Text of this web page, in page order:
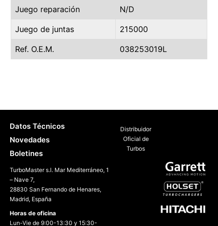
Juego reparación N/D
Juego de juntas 215000
Ref. O.E.M. 038253019L
Distribuidor
Oficial de
Turbos
Datos Técnicos
Novedades
Boletines
TurboMaster s.l. Mar Mediterráneo, 1
– Nave 7,
28830 San Fernando de Henares,
Madrid, España
Horas de oficina
Lun-Vie de 9:00-13:30 y 15:30-